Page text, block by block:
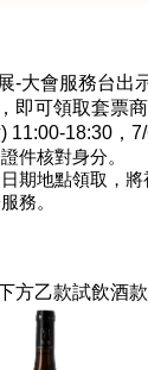
-大會服務台出
即可領取套票商
11:00-18:30，
件核對身分。
期地點領取，
務。
方乙款試飲酒款